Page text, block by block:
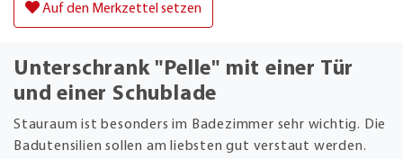
Auf den Merkzettel setzen
Unterschrank "Pelle" mit einer Tür
und einer Schublade
Stauraum ist besonders im Badezimmer sehr wichtig. Die
Badutensilien sollen am liebsten gut verstaut werden.